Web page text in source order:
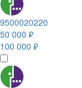
9500020220
50 000 ₽
100 000 ₽